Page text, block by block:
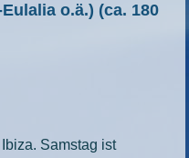
o.ä.) (ca. 180
Samstag ist